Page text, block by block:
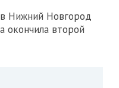
Нижний Новгород
окончила второй